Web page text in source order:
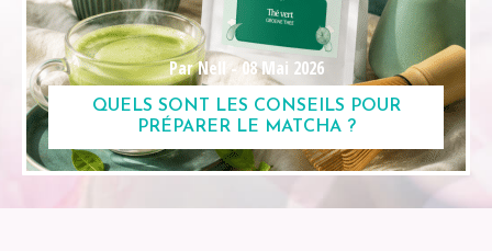
Par Nell -08 Mai 2026
QUELS SONT LES CONSEILS POUR
PRÉPARER LE MATCHA ?